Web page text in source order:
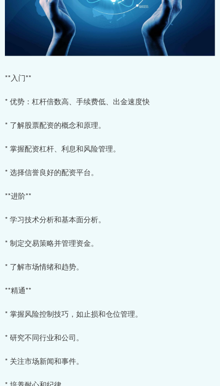
**入门**
* 优势：杠杆倍数高、手续费低、出金速度快
* 了解股票配资的概念和原理。
* 掌握配资杠杆、利息和风险管理。
* 选择信誉良好的配资平台。
**进阶**
* 学习技术分析和基本面分析。
* 制定交易策略并管理资金。
* 了解市场情绪和趋势。
**精通**
* 掌握风险控制技巧，如止损和仓位管理。
* 研究不同行业和公司。
* 关注市场新闻和事件。